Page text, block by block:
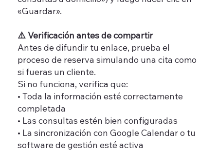
«Guardar».
⚠️ Verificación antes de compartir
Antes de difundir tu enlace, prueba el
proceso de reserva simulando una cita como
si fueras un cliente.
Si no funciona, verifica que:
• Toda la información esté correctamente
completada
• Las consultas estén bien configuradas
• La sincronización con Google Calendar o tu
software de gestión esté activa